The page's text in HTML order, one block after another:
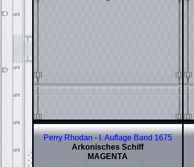
Perry Rhodan - I. Auflage Band 1675
Arkonisches Schiff
MAGENTA